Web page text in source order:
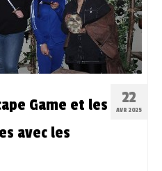
22
AVR 2025
Game et les
avec les